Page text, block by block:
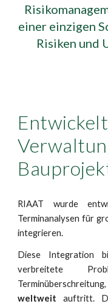
einer einzigen
Risiken und
RIAAT wurde
Terminanalysen für
integrieren.
Diese Integration
verbreitete
weltweit auftritt.